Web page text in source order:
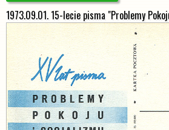
1973.09.01. 15-lecie pisma "Problemy